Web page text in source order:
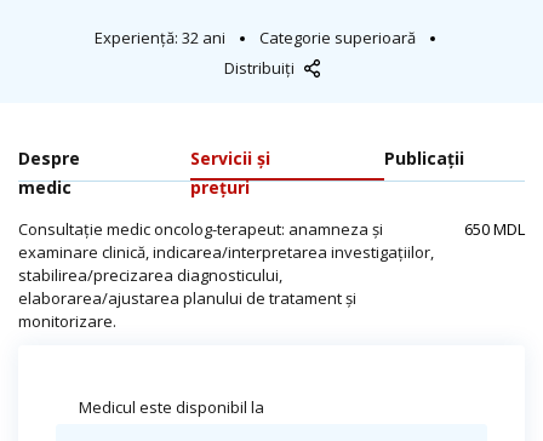
Experiență: 32 ani
Categorie superioară
Distribuiți
Despre
medic
Servicii și
prețuri
Publicații
Consultație medic oncolog-terapeut: anamneza și
examinare clinică, indicarea/interpretarea investigațiilor,
stabilirea/precizarea diagnosticului,
elaborarea/ajustarea planului de tratament și
monitorizare.
650 MDL
Medicul este disponibil la